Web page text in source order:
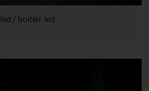
/ boitier led